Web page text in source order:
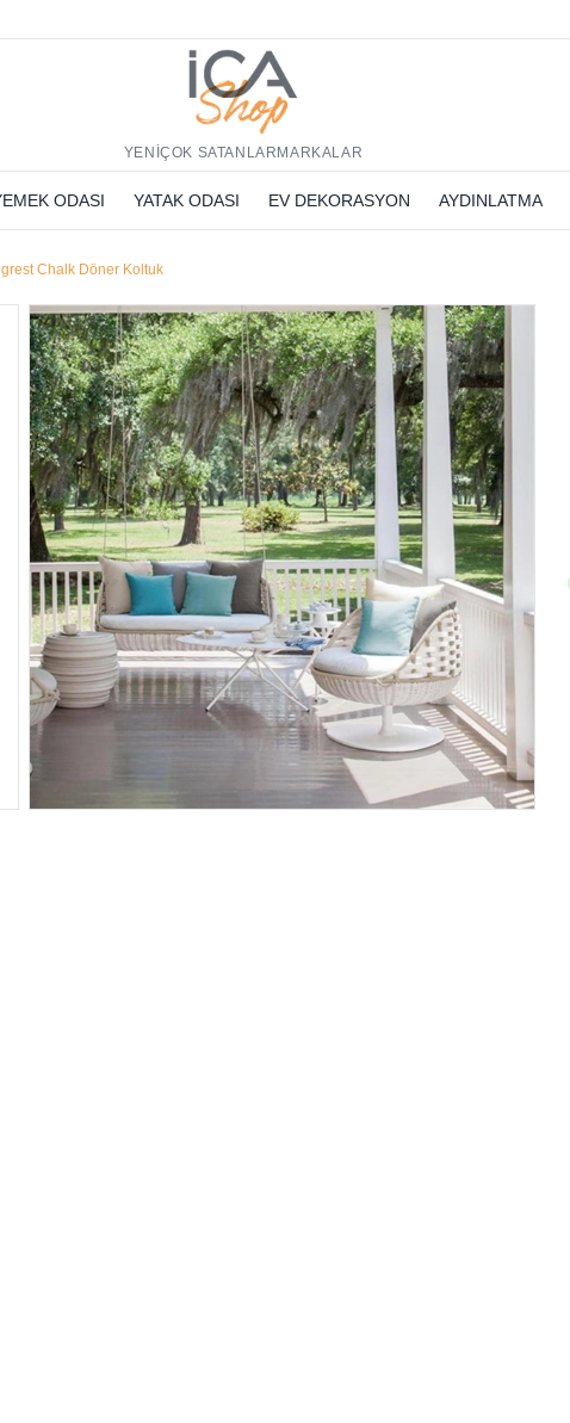
YENİÇOK SATANLAR MARKALAR
ODASI YATAK ODASI EV DEKORASYON AYDINLATMA
Chalk Döner Koltuk